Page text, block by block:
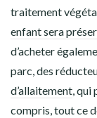
traitement
enfant sera
d’acheter
parc, des
d’allaitement, qui
compris, tout ce